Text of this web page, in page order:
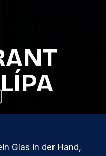
Glas in der Hand,